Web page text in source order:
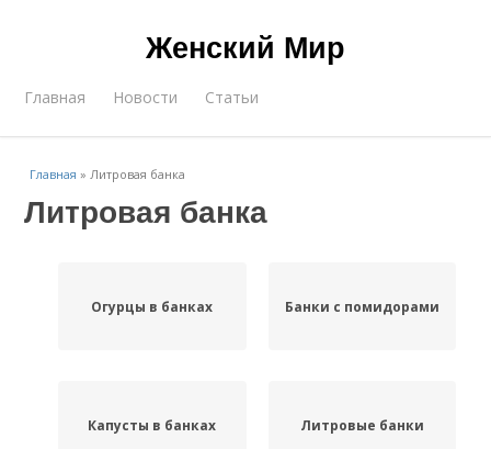
Женский Мир
Главная Новости Статьи
Главная »Литровая банка
Литровая банка
Огурцы в банках Банки с помидорами
Капусты в банках Литровые банки